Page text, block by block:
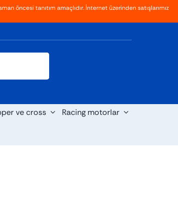
öncesi tanıtım amaçlıdır. İnternet üzerinden satışlarımız
ve cross Racing motorlar